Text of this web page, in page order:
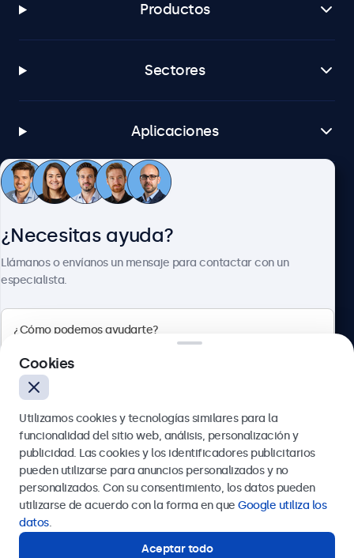
Productos
Sectores
Aplicaciones
Atención al cliente
4.8/5 la valoración de 5000+ empresas
Español
¿Necesitas ayuda?
Llámanos o envíanos un mensaje para contactar con un
especialista.
Enviar
Cookies
Utilizamos cookies y tecnologías similares para la
funcionalidad del sitio web, análisis, personalización y
publicidad. Las cookies y los identificadores publicitarios
pueden utilizarse para anuncios personalizados y no
personalizados. Con su consentimiento, los datos pueden
utilizarse de acuerdo con la forma en que Google utiliza los
datos.
Aceptar todo